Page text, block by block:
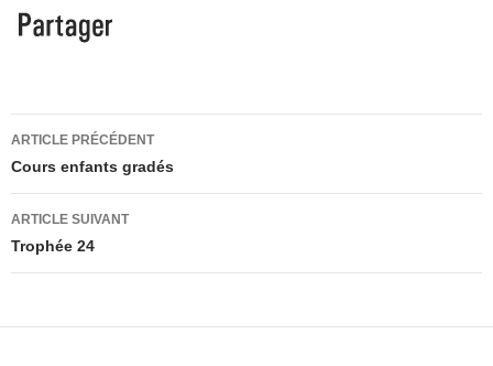
Navigation
des
articles
ARTICLE PRÉCÉDENT
Cours enfants gradés
ARTICLE SUIVANT
Trophée 24